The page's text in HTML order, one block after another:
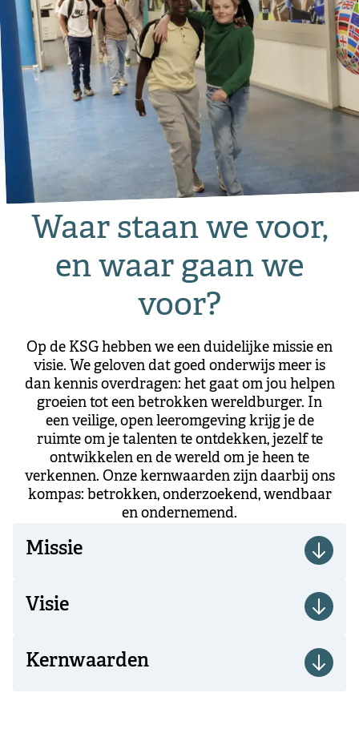
Waar staan we voor,
en waar gaan we
voor?
Op de KSG hebben we een duidelijke missie en
visie. We geloven dat goed onderwijs meer is
dan kennis overdragen: het gaat om jou helpen
groeien tot een betrokken wereldburger. In
een veilige, open leeromgeving krijg je de
ruimte om je talenten te ontdekken, jezelf te
ontwikkelen en de wereld om je heen te
verkennen. Onze kernwaarden zijn daarbij ons
kompas: betrokken, onderzoekend, wendbaar
en ondernemend.
Missie
Visie
Kernwaarden